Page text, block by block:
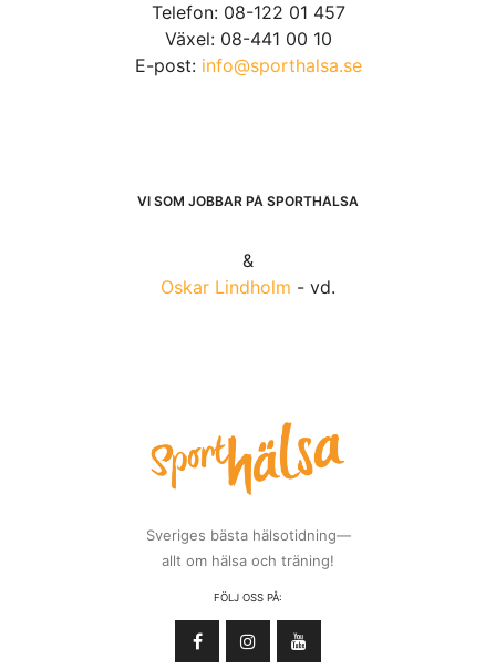
Telefon: 08-122 01 457
Växel: 08-441 00 10
E-post: info@sporthalsa.se
VI SOM JOBBAR PÅ SPORTHÄLSA
&
Oskar Lindholm - vd.
Sveriges bästa hälsotidning—
allt om hälsa och träning!
FÖLJ OSS PÅ: